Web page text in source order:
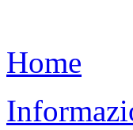
Home